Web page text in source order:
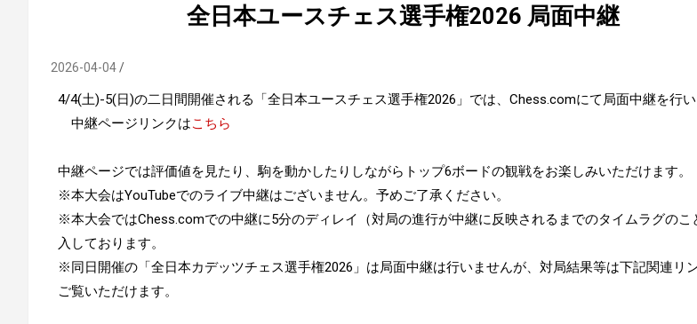
全日本ユースチェス選手権2026 局面中継
2026-04-04
4/4(土)-5(日)の二日間開催される「全日本ユースチェス選手権2026」では、Chess.comにて局面中継を行い
中継ページリンクはこちら
中継ページでは評価値を見たり、駒を動かしたりしながらトップ6ボードの観戦をお楽しみいただけます。
※本大会はYouTubeでのライブ中継はございません。予めご了承ください。
※本大会ではChess.comでの中継に5分のディレイ（対局の進行が中継に反映されるまでのタイムラグのこ
入しております。
※同日開催の「全日本カデッツチェス選手権2026」は局面中継は行いませんが、対局結果等は下記関連リ
ご覧いただけます。